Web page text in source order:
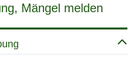
Mängel melden